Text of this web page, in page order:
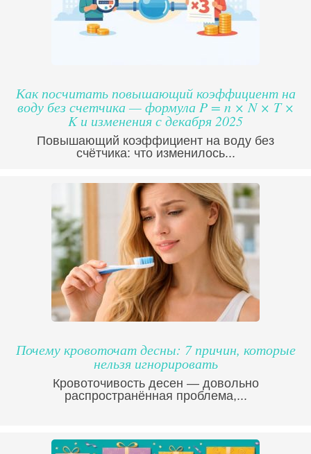
Как посчитать повышающий коэффициент на
воду без счетчика — формула P = n × N × T ×
K и изменения с декабря 2025
Повышающий коэффициент на воду без
счётчика: что изменилось...
Почему кровоточат десны: 7 причин, которые
нельзя игнорировать
Кровоточивость десен — довольно
распространённая проблема,...